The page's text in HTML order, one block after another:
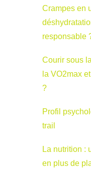
Crampes en
responsable
Courir sous
la VO2max
?
Profil
trail
La nutrition :
en plus de